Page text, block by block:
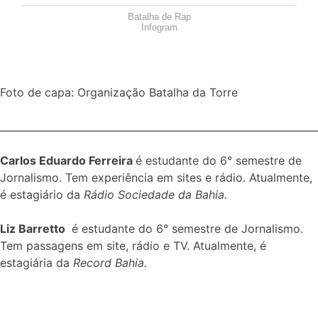
Batalha de Rap
Infogram
Foto de capa: Organização Batalha da Torre
Carlos Eduardo Ferreira é estudante do 6° semestre de
Jornalismo. Tem experiência em sites e rádio. Atualmente,
é estagiário da Rádio Sociedade da Bahia.
Liz Barretto é estudante do 6° semestre de Jornalismo.
Tem passagens em site, rádio e TV. Atualmente, é
estagiária da Record Bahia.